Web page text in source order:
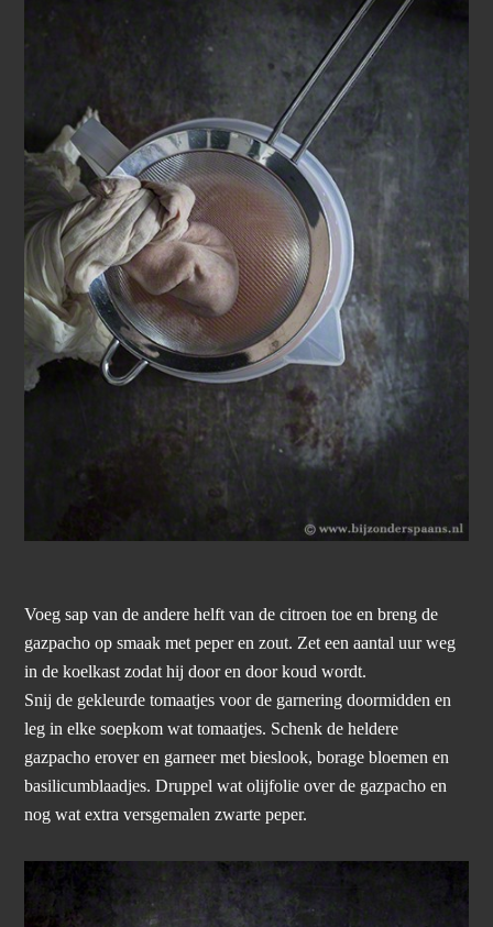
Voeg sap van de andere helft van de citroen toe en breng de
gazpacho op smaak met peper en zout. Zet een aantal uur weg
in de koelkast zodat hij door en door koud wordt.
Snij de gekleurde tomaatjes voor de garnering doormidden en
leg in elke soepkom wat tomaatjes. Schenk de heldere
gazpacho erover en garneer met bieslook, borage bloemen en
basilicumblaadjes. Druppel wat olijfolie over de gazpacho en
nog wat extra versgemalen zwarte peper.